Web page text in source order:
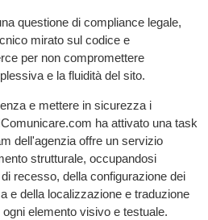
questione di compliance legale,
mirato sul codice e
per non compromettere
e la fluidità del sito.
e mettere in sicurezza i
ha attivato una task
dell'agenzia offre un servizio
strutturale, occupandosi
recesso, della configurazione dei
e della localizzazione e traduzione
elemento visivo e testuale.